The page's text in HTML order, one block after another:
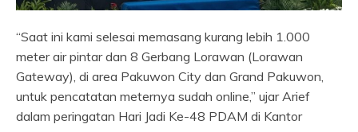
“Saat ini kami selesai memasang kurang lebih 1.000
meter air pintar dan 8 Gerbang Lorawan (Lorawan
Gateway), di area Pakuwon City dan Grand Pakuwon,
untuk pencatatan meternya sudah online,” ujar Arief
dalam peringatan Hari Jadi Ke-48 PDAM di Kantor